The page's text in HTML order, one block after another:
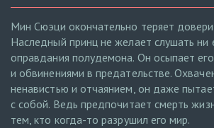
Мин Сюэци окончательно теряет
Наследный принц не желает слушать ни
оправдания полудемона. Он осыпает
и обвинениями в предательстве.
ненавистью и отчаянием, он даже
с собой. Ведь предпочитает смерть
тем, кто когда-то разрушил его мир.